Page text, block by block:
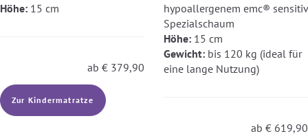
Höhe: 15 cm
ab € 379,90
Zur Kindermatratze
hypoallergenem emc® sensitiv
Spezialschaum
Höhe: 15 cm
Gewicht: bis 120 kg (ideal für
eine lange Nutzung)
ab € 619,90